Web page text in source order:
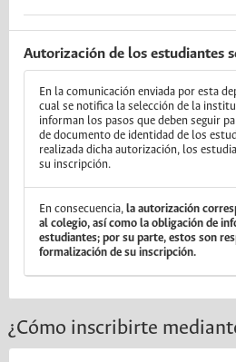
Autorización de los estudiantes
En la comunicación enviada por esta
cual se notifica la selección de la
informan los pasos que deben seguir
de documento de identidad de los
realizada dicha autorización, los
su inscripción.
En consecuencia, la autorización
al colegio, así como la obligación de
estudiantes; por su parte, estos son
formalización de su inscripción.
¿Cómo inscribirte